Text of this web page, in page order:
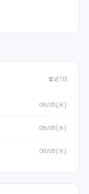
直近7日
08/05(水)
08/05(水)
08/05(水)